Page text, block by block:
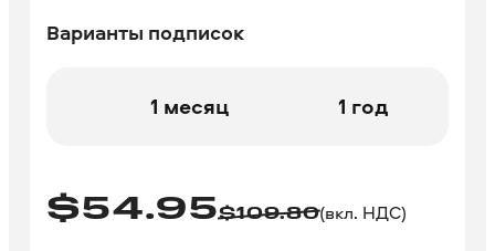
Варианты подписок
1 месяц 1 год
$54.95$109.80(вкл. НДС)